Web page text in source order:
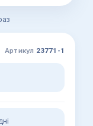
Артикул 23771-1